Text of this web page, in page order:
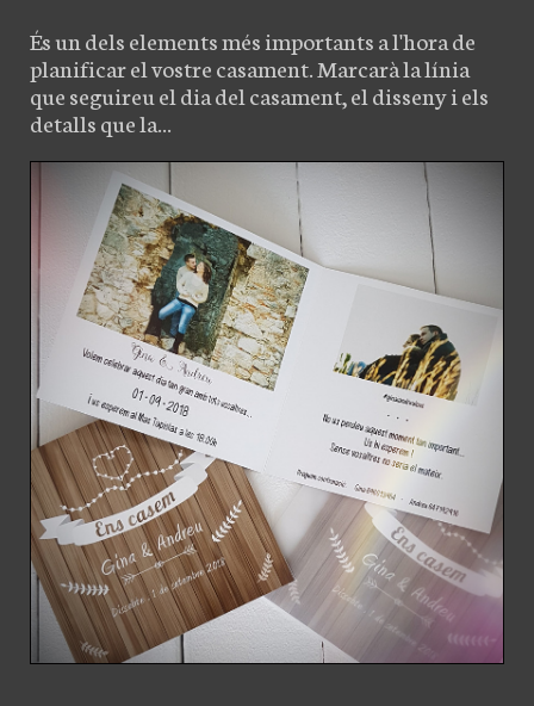
És un dels elements més importants a l'hora de
planificar el vostre casament. Marcarà la línia
que seguireu el dia del casament, el disseny i els
detalls que la...